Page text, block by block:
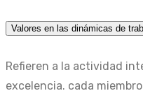
Valores en las dinámicas de
Refieren a la actividad
excelencia. cada